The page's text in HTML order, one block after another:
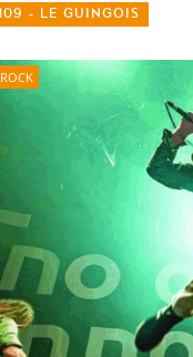
- LE GUINGOIS
ROCK